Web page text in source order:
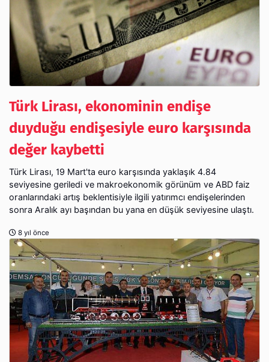
Türk Lirası, ekonominin endişe
duyduğu endişesiyle euro karşısında
değer kaybetti
Türk Lirası, 19 Mart'ta euro karşısında yaklaşık 4.84
seviyesine geriledi ve makroekonomik görünüm ve ABD faiz
oranlarındaki artış beklentisiyle ilgili yatırımcı endişelerinden
sonra Aralık ayı başından bu yana en düşük seviyesine ulaştı.
8 yıl önce